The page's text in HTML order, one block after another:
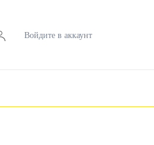
Войдите в аккаунт